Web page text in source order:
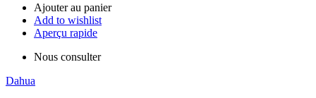
Ajouter au panier
Add to wishlist
Aperçu rapide
Nous consulter
Dahua